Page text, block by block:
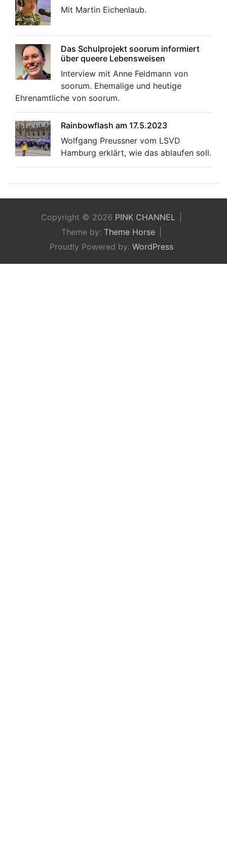
Mit Martin Eichenlaub.
Das Schulprojekt soorum informiert
über queere Lebensweisen
Interview mit Anne Feldmann von
soorum. Ehemalige und heutige
Ehrenamtliche von soorum.
Rainbowflash am 17.5.2023
Wolfgang Preussner vom LSVD
Hamburg erklärt, wie das ablaufen soll.
Copyright © 2026 PINK CHANNEL
Theme by: Theme Horse
Proudly Powered by: WordPress